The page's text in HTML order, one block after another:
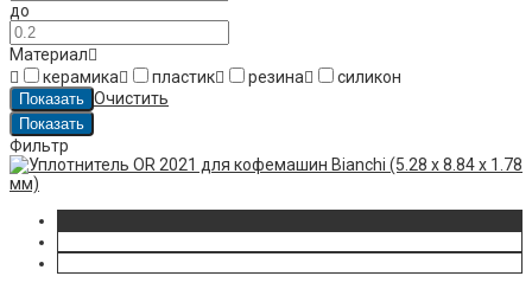
до
Материал
керамика
пластик резина
силикон
Очистить
Фильтр